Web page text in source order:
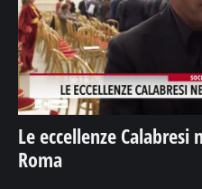
Le eccellenze
Roma